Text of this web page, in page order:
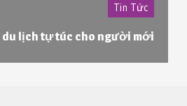
Tin Tức
du lịch tự túc cho người mới